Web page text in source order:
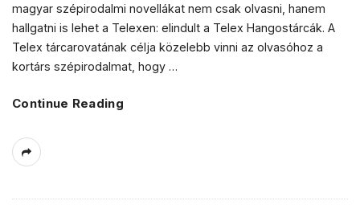
magyar szépirodalmi novellákat nem csak olvasni, hanem
hallgatni is lehet a Telexen: elindult a Telex Hangostárcák. A
Telex tárcarovatának célja közelebb vinni az olvasóhoz a
kortárs szépirodalmat, hogy …
Continue Reading